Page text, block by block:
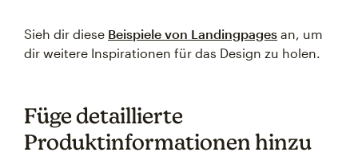
Sieh dir diese Beispiele von Landingpages an, um
dir weitere Inspirationen für das Design zu holen.
Füge detaillierte
Produktinformationen hinzu